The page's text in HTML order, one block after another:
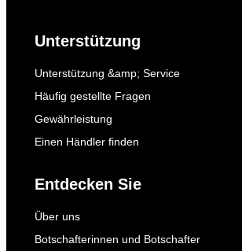
Unterstützung
Unterstützung &amp; Service
Häufig gestellte Fragen
Gewährleistung
Einen Händler finden
Entdecken Sie
Über uns
Botschafterinnen und Botschafter